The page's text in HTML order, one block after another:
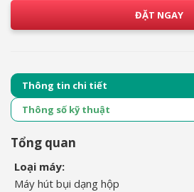
ĐẶT NGAY
Thông tin chi tiết
Thông số kỹ thuật
Tổng quan
Loại máy:
Máy hút bụi dạng hộp